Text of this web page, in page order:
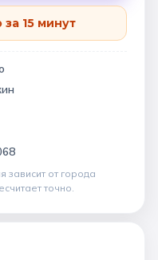
за 15 минут
зависит от города
точно.